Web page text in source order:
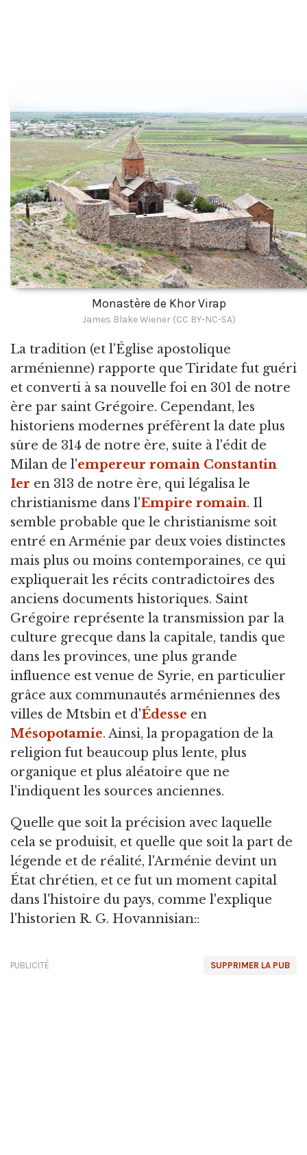
Monastère de Khor Virap
James Blake Wiener (CC BY-NC-SA)
La tradition (et l'Église apostolique
arménienne) rapporte que Tiridate fut guéri
et converti à sa nouvelle foi en 301 de notre
ère par saint Grégoire. Cependant, les
historiens modernes préfèrent la date plus
sûre de 314 de notre ère, suite à l'édit de
Milan de l'empereur romain Constantin
Ier en 313 de notre ère, qui légalisa le
christianisme dans l'Empire romain. Il
semble probable que le christianisme soit
entré en Arménie par deux voies distinctes
mais plus ou moins contemporaines, ce qui
expliquerait les récits contradictoires des
anciens documents historiques. Saint
Grégoire représente la transmission par la
culture grecque dans la capitale, tandis que
dans les provinces, une plus grande
influence est venue de Syrie, en particulier
grâce aux communautés arméniennes des
villes de Mtsbin et d'Édesse en
Mésopotamie. Ainsi, la propagation de la
religion fut beaucoup plus lente, plus
organique et plus aléatoire que ne
l'indiquent les sources anciennes.
Quelle que soit la précision avec laquelle
cela se produisit, et quelle que soit la part de
légende et de réalité, l'Arménie devint un
État chrétien, et ce fut un moment capital
dans l'histoire du pays, comme l'explique
l'historien R. G. Hovannisian::
SUPPRIMER LA PUB
PUBLICITÉ